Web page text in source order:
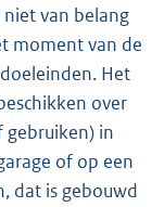
van belang
moment van de
Het
over
gebruiken) in
of op een
dat is gebouwd